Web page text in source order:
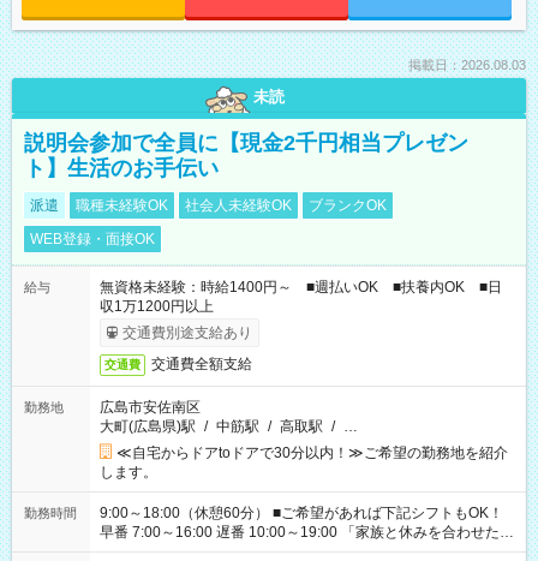
掲載日：2026.08.03
未読
説明会参加で全員に【現金2千円相当プレゼン
ト】生活のお手伝い
派遣 職種未経験OK 社会人未経験OK
ブランクOK
WEB登録・面接OK
給与
無資格未経験：時給1400円～ ■週払いOK ■扶養内OK ■日
収1万1200円以上
交通費別途支給あり
交通費 交通費全額支給
勤務地
広島市安佐南区
大町(広島県)駅 / 中筋駅 / 高取駅 / …
≪自宅からドアtoドアで30分以内！≫ご希望の勤務地を紹介
します。
勤務時間
9:00～18:00（休憩60分） ■ご希望があれば下記シフトもOK！
早番 7:00～16:00 遅番 10:00～19:00 「家族と休みを合わせた
い」 「余裕を持って夕飯の準備がしたい」 「できれば残業はし